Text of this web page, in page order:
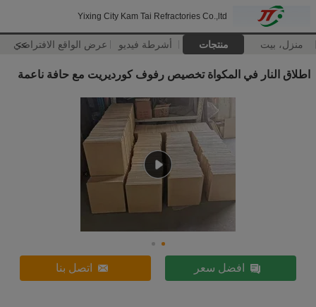
Yixing City Kam Tai Refractories Co.,ltd
منزل، بيت منتجات أشرطة فيديو عرض الواقع الافتراضي
>>
اطلاق النار في المكواة تخصيص رفوف كورديريت مع حافة ناعمة
افضل سعر اتصل بنا